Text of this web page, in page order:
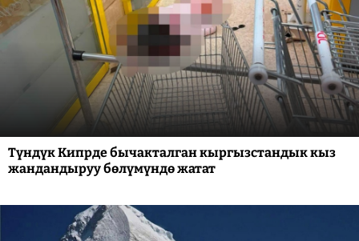
Түндүк Кипрде бычакталган кыргызстандык кыз
жандандыруу бөлүмүндө жатат